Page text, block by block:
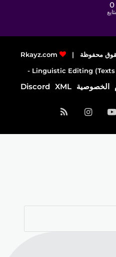
0
Rkayz.com
Linguistic Editing (Texts
الخصوصية XML
Discord
‫YouTubeانستقرامملخص
الموقع